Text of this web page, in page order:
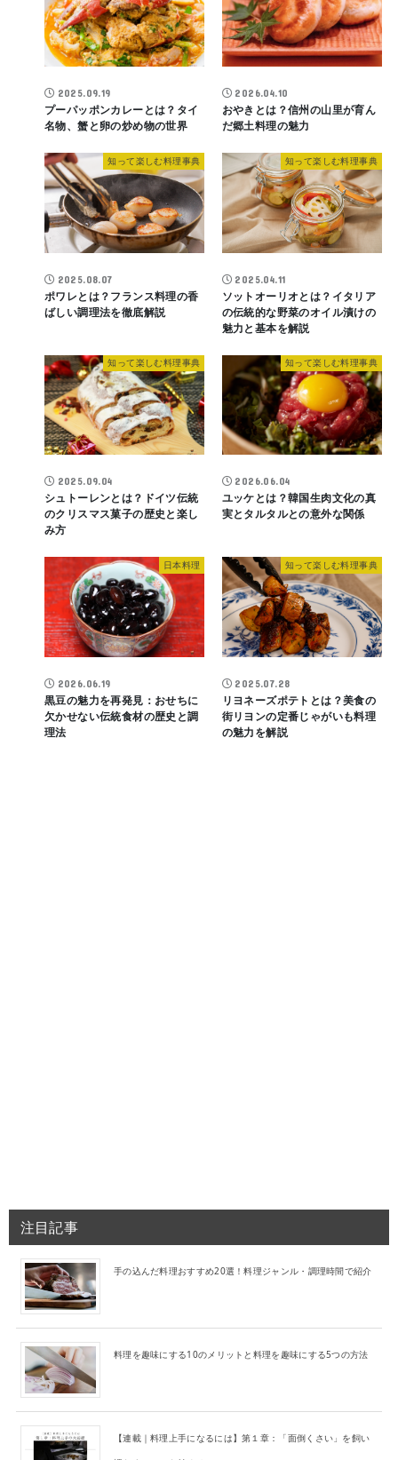
2025.09.19
プーパッポンカレーとは？タイ
名物、蟹と卵の炒め物の世界
2026.04.10
おやきとは？信州の山里が育ん
だ郷土料理の魅力
知って楽しむ料理事典
2025.08.07
ポワレとは？フランス料理の香
ばしい調理法を徹底解説
知って楽しむ料理事典
2025.04.11
ソットオーリオとは？イタリア
の伝統的な野菜のオイル漬けの
魅力と基本を解説
知って楽しむ料理事典
2025.09.04
シュトーレンとは？ドイツ伝統
のクリスマス菓子の歴史と楽し
み方
知って楽しむ料理事典
2026.06.04
ユッケとは？韓国生肉文化の真
実とタルタルとの意外な関係
日本料理
2026.06.19
黒豆の魅力を再発見：おせちに
欠かせない伝統食材の歴史と調
理法
知って楽しむ料理事典
2025.07.28
リヨネーズポテトとは？美食の
街リヨンの定番じゃがいも料理
の魅力を解説
注目記事
手の込んだ料理おすすめ20選！料理ジャンル・調理時間で紹介
料理を趣味にする10のメリットと料理を趣味にする5つの方法
【連載｜料理上手になるには】第１章：「面倒くさい」を飼い